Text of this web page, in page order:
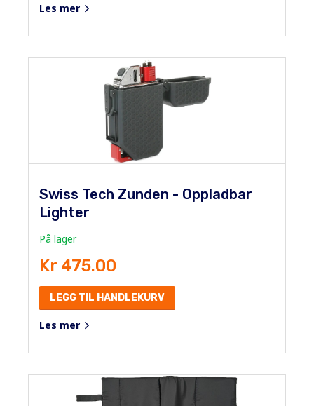
Les mer
Swiss Tech Zunden - Oppladbar
Lighter
På lager
Kr 475.00
LEGG TIL HANDLEKURV
Les mer